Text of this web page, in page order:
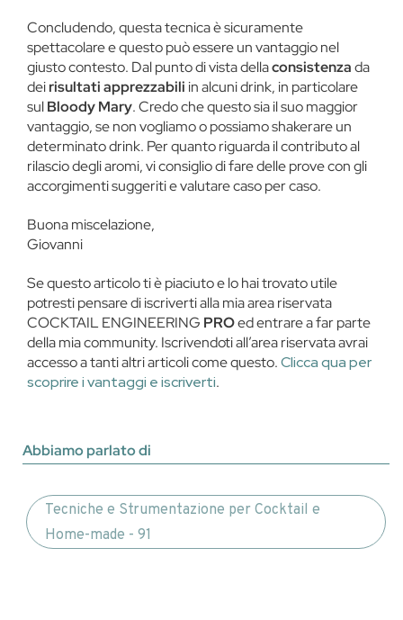
Concludendo, questa tecnica è sicuramente
spettacolare e questo può essere un vantaggio nel
giusto contesto. Dal punto di vista dellaconsistenzada
deirisultati apprezzabili in alcuni drink, in particolare
sulBloody Mary. Credo che questo sia il suo maggior
vantaggio, se non vogliamo o possiamo shakerare un
determinato drink. Per quanto riguarda il contributo al
rilascio degli aromi, vi consiglio di fare delle prove con gli
accorgimenti suggeriti e valutare caso per caso.
Buona miscelazione,
Giovanni
Se questo articolo ti è piaciuto e lo hai trovato utile
potresti pensare di iscriverti alla mia area riservata
COCKTAIL ENGINEERING PROed entrare a far parte
della mia community. Iscrivendoti all’area riservata avrai
accesso a tanti altri articoli come questo.Clicca qua per
scoprire i vantaggi e iscriverti.
Abbiamo parlato di
Tecniche e Strumentazione per Cocktail e
Home-made - 91